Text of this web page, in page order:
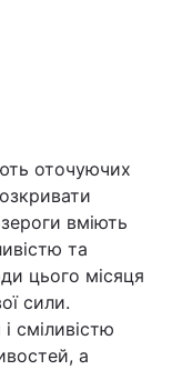
оточуючих
вміють
та
цього місяця
сили.
сміливістю
а